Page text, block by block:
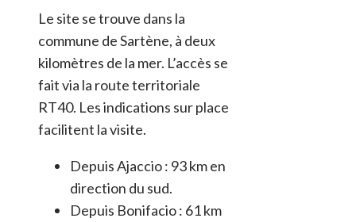
Le site se trouve dans la
commune de Sartène, à deux
kilomètres de la mer. L’accès se
fait via la route territoriale
RT40. Les indications sur place
facilitent la visite.
Depuis Ajaccio : 93 km en
direction du sud.
Depuis Bonifacio : 61 km